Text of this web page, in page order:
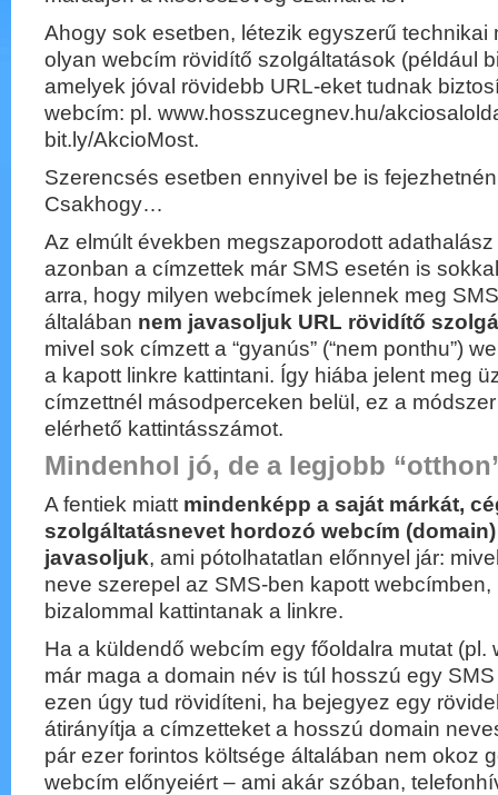
Ahogy sok esetben, létezik egyszerű technikai
olyan webcím rövidítő szolgáltatások (például
amelyek jóval rövidebb URL-eket tudnak
webcím: pl. www.hosszucegnev.hu/
bit.ly/AkcioMost.
Szerencsés esetben ennyivel be is
Csakhogy…
Az elmúlt években megszaporodott
azonban a címzettek már SMS esetén is
arra, hogy milyen webcímek jelennek meg
általában nem javasoljuk URL rövidítő
mivel sok címzett a “gyanús” (“nem ponthu”)
a kapott linkre kattintani. Így hiába jelent meg
címzettnél másodperceken belül, ez a
elérhető kattintásszámot.
Mindenhol jó, de a legjobb
A fentiek miatt mindenképp a saját márkát,
szolgáltatásnevet hordozó webcím
javasoljuk, ami pótolhatatlan előnnyel jár:
neve szerepel az SMS-ben kapott
bizalommal kattintanak a linkre.
Ha a küldendő webcím egy főoldalra mutat (pl.
már maga a domain név is túl hosszú egy
ezen úgy tud rövidíteni, ha bejegyez egy
átirányítja a címzetteket a hosszú domain
pár ezer forintos költsége általában nem okoz
webcím előnyeiért – ami akár szóban,